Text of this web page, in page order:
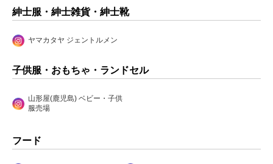
紳士服・紳士雑貨・紳士靴
ヤマカタヤ ジェントルメン
子供服・おもちゃ・ランドセル
山形屋(鹿児島) ベビー・子供
服売場
フード